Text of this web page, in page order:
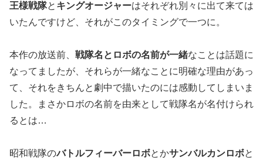
王様戦隊と キングオージャーはそれぞれ別々に出て来ては
いたんですけど、それがこのタイミングで一つに。
本作の放送前、 戦隊名とロボの名前が一緒なことは話題に
なってましたが、それらが一緒なことに明確な理由があっ
て、それをきちんと劇中で描いたのには感動してしまいま
した。まさかロボの名前を由来として戦隊名が名付けられ
るとは…
昭和戦隊のバトルフィーバーロボとかサンバルカンロボと